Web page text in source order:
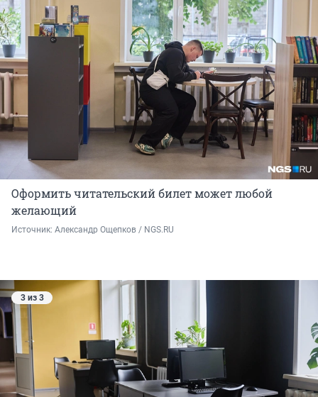
Оформить читательский билет может любой
желающий
Источник: Александр Ощепков / NGS.RU
3 из 3